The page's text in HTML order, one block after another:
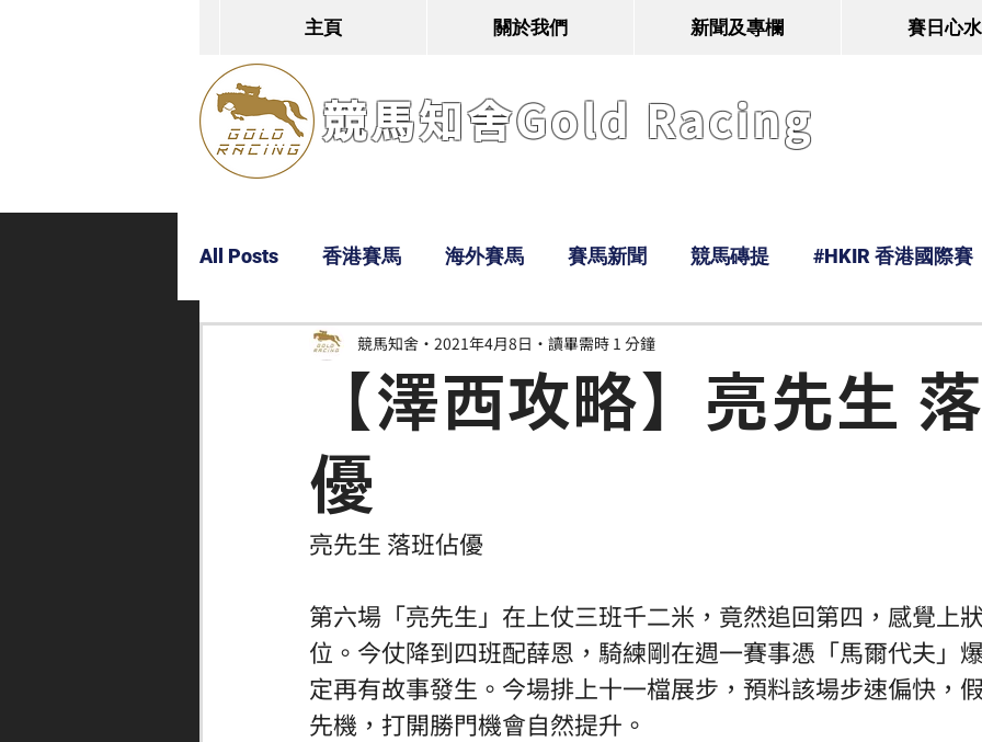
主頁 關於我們 新聞及專欄 賽日心水
競馬知舍Gold Racing
All Posts 香港賽馬 海外賽馬 賽馬新聞 競馬磚提 #HKIR 香港國際賽
Bobby 超仔 Tony 鹿
【澤西攻略】亮先生
優
競馬知舍 2021年4月8日 讀畢需時 1 分鐘
亮先生 落班佔優
第六場「亮先生」在上仗三班千二米，竟然追回第四，感覺上
位。今仗降到四班配薛恩，騎練剛在週一賽事憑「馬爾代夫」
定再有故事發生。今場排上十一檔展步，預料該場步速偏快，
先機，打開勝門機會自然提升。